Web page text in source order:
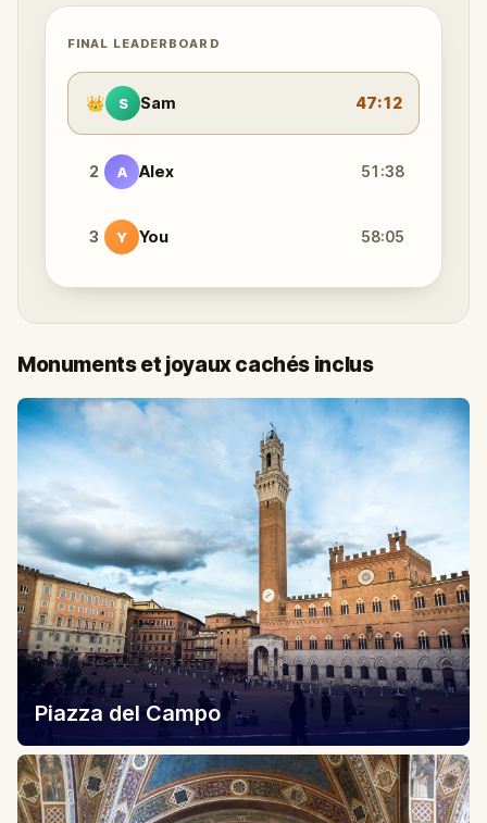
FINAL LEADERBOARD
👑 S Sam 47:12
2 A Alex 51:38
3 Y You 58:05
Monuments et joyaux cachés inclus
Piazza del Campo